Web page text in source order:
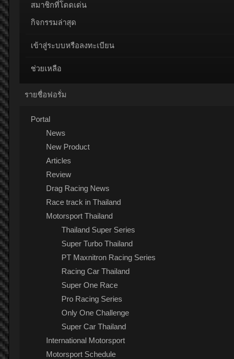
สมาชิกที่โดดเด่น
กิจกรรมล่าสุด
เข้าสู่ระบบหรือลงทะเบียน
ช่วยเหลือ
รายชื่อฟอรั่ม
Portal
News
New Product
Articles
Review
Drag Racing News
Race track in Thailand
Motorsport Thailand
Thailand Super Series
Super Turbo Thailand
PT Maxnitron Racing Series
Racing Car Thailand
Super One Race
Pro Racing Series
Only One Challenge
Super Car Thailand
International Motorsport
Motorsport Schedule